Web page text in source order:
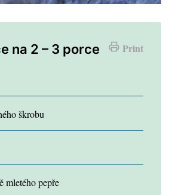
Print
na 2 – 3 porce
škrobu
mletého pepře